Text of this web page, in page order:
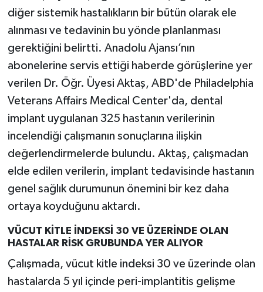
diğer sistemik hastalıkların bir bütün olarak ele
alınması ve tedavinin bu yönde planlanması
gerektiğini belirtti. Anadolu Ajansı’nın
abonelerine servis ettiği haberde görüşlerine yer
verilen Dr. Öğr. Üyesi Aktaş, ABD'de Philadelphia
Veterans Affairs Medical Center'da, dental
implant uygulanan 325 hastanın verilerinin
incelendiği çalışmanın sonuçlarına ilişkin
değerlendirmelerde bulundu. Aktaş, çalışmadan
elde edilen verilerin, implant tedavisinde hastanın
genel sağlık durumunun önemini bir kez daha
ortaya koyduğunu aktardı.
VÜCUT KİTLE İNDEKSİ 30 VE ÜZERİNDE OLAN
HASTALAR RİSK GRUBUNDA YER ALIYOR
Çalışmada, vücut kitle indeksi 30 ve üzerinde olan
hastalarda 5 yıl içinde peri-implantitis gelişme